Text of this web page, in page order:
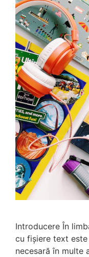
Introducere În
cu fișiere text
necesară în multe